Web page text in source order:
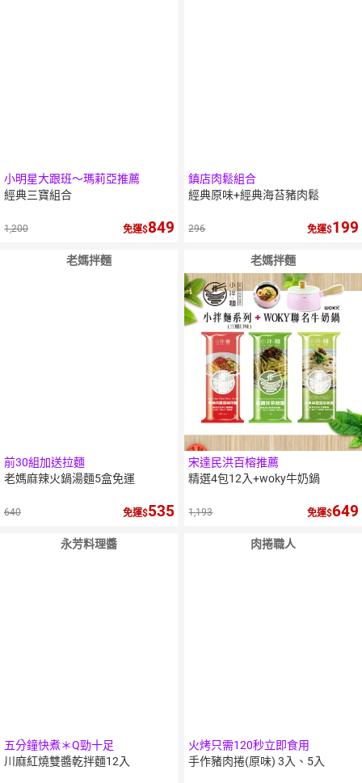
小明星大跟班～瑪莉亞推薦
經典三寶組合
1,200 免運 849
鎮店肉鬆組合
經典原味+經典海苔豬肉鬆
296 免運 199
老媽拌麵
前30組加送拉麵
老媽麻辣火鍋湯麵5盒免運
640 免運 535
老媽拌麵
宋達民洪百榕推薦
精選4包12入+woky牛奶鍋
1,193 免運 649
永芳料理醬
五分鐘快煮＊Q勁十足
川麻紅燒雙醬乾拌麵12入
肉捲職人
火烤只需120秒立即食用
手作豬肉捲(原味) 3入、5入